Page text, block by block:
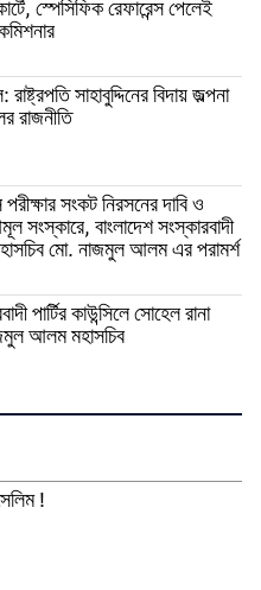
স্পেসিফিক রেফারেন্স পেলেই
সাহাবুদ্দিনের বিদায় জল্পনা
রাজনীতি
সংকট নিরসনের দাবি ও
সংস্কারে, বাংলাদেশ সংস্কারবাদী
মো. নাজমুল আলম এর পরামর্শ
পার্টির কাউন্সিলে সোহেল রানা
আলম মহাসচিব
!